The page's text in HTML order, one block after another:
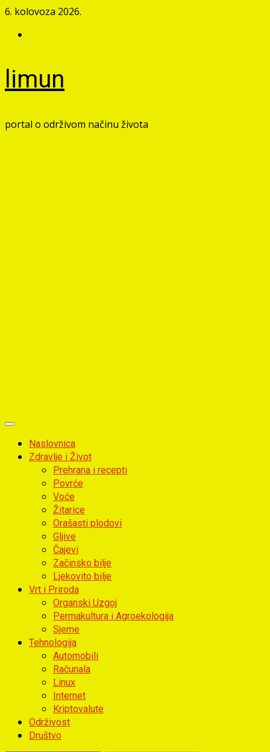
Skip
content
6. kolovoza 2026.
limun
portal o održivom načinu života
Primary
MenuNaslovnica
Zdravlje i Život
Prehrana i recepti
Povrće
Voće
Žitarice
Orašasti plodovi
Gljive
Čajevi
Začinsko bilje
Ljekovito bilje
Vrt i Priroda
Organski Uzgoj
Permakultura i Agroekologija
Sjeme
Tehnologija
Automobili
Računala
Linux
Internet
Kriptovalute
Održivost
Društvo